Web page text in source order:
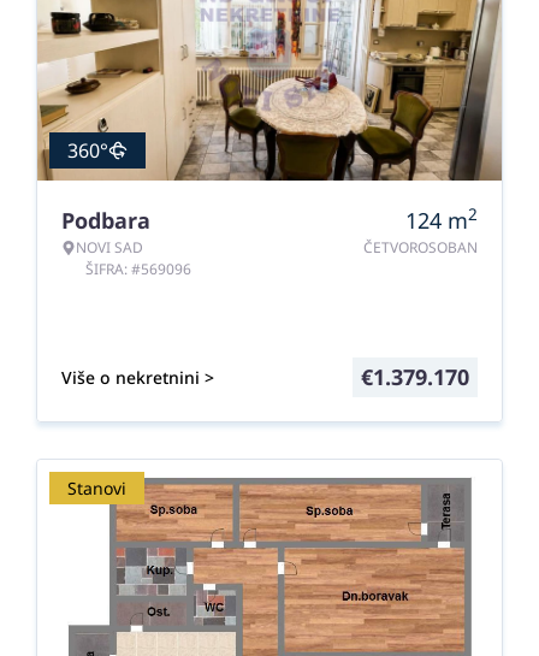
360°
Podbara
NOVI SAD
ŠIFRA: #569096
124 m2
ČETVOROSOBAN
Više o nekretnini > €1.379.170
Stanovi